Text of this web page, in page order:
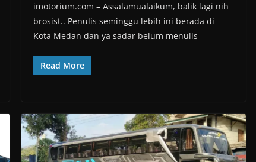
imotorium.com – Assalamualaikum, balik lagi nih
brosist.. Penulis seminggu lebih ini berada di
Kota Medan dan ya sadar belum menulis
Read More